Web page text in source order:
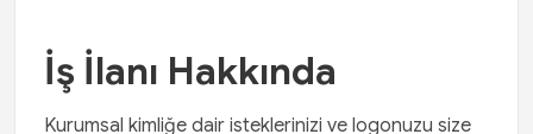
İş İlanı Hakkında
Kurumsal kimliğe dair isteklerinizi ve logonuzu size